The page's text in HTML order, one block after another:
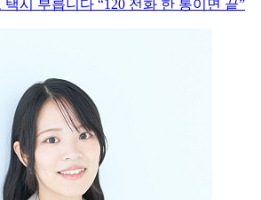
택시 부릅니다 “120 전화 한 통이면 끝”